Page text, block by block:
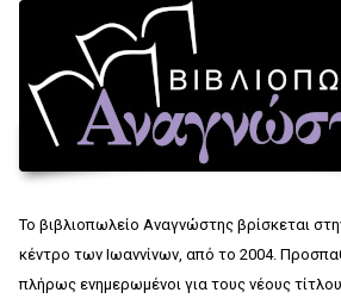
Το βιβλιοπωλείο Αναγνώστης βρίσκεται
κέντρο των Ιωαννίνων, από το 2004.
πλήρως ενημερωμένοι για τους νέους